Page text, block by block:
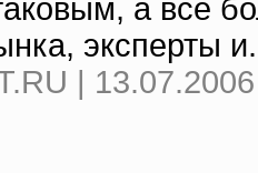
а все
эксперты
|